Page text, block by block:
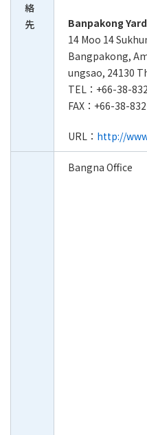
絡
先
Banpakong Yard
14 Moo 14
Bangpakong,
ungsao, 24130
TEL：+66-38-
FAX：+66-38-
URL： http://
Bangna Office